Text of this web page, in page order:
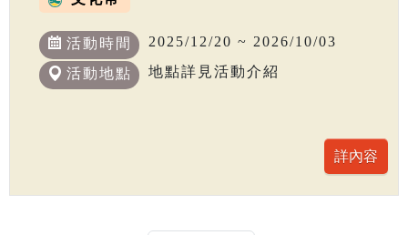
活動時間 2025/12/20 ~ 2026/10/03
活動地點 地點詳見活動介紹